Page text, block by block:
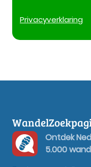
Privacyverklaring
Ontdek
5.000